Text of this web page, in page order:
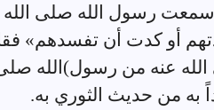
رسول الله صلى الله
أو كدت أن تفسدهم»
عنه من رسول)الله صلى
به من حديث الثوري به.